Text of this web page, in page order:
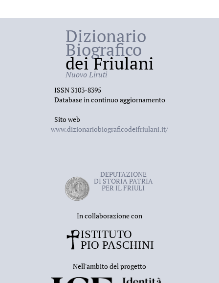
Dizionario
Biografico
dei Friulani
Nuovo Liruti
ISSN 3103-8395
Database in continuo aggiornamento
Sito web
www.dizionariobiograficodeifriulani.it/
DEPUTAZIONE
DI STORIA PATRIA
PER IL FRIULI
In collaborazione con
Nell'ambito del progetto